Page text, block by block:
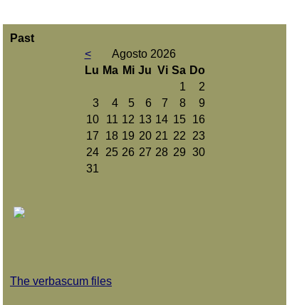
Past
<
Agosto 2026
Lu Ma Mi Ju Vi Sa Do
1
2
3
4 5 6 7 8
9
10
11 12 13 14 15
16
17
18 19 20 21 22
23
24
25 26 27 28 29 30
31
The verbascum files